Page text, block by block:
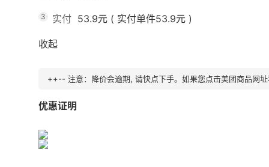
3 实付 53.9元 ( 实付单件53.9元 )
收起
++-- 注意：降价会逾期, 请快点下手。如果您点击美团商品网
优惠证明